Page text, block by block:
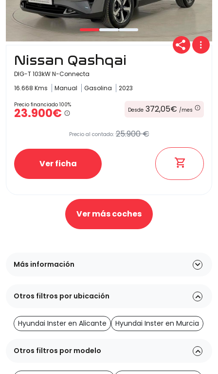
Nissan Qashqai
DIG-T 103kW N-Connecta
16.668 Kms
Manual Gasolina 2023
Precio financiado 100%
23.900€ Desde 372,05€ /mes
Precio al contado: 25.900 €
Ver ficha
Ver más coches
Más información
Otros filtros por ubicación
Hyundai Inster en Alicante Hyundai Inster en Murcia
Otros filtros por modelo